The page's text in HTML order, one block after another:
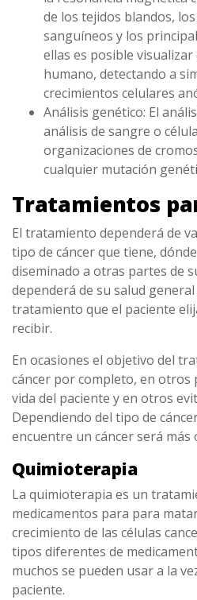
de los tejidos blandos,
sanguíneos y los
ellas es posible
humano, detectando a
crecimientos celulares
Análisis genético: El
análisis de sangre o
organizaciones de
cualquier mutación
Tratamientos
El tratamiento dependerá de
tipo de cáncer que tiene,
diseminado a otras partes de
dependerá de su salud
tratamiento que el paciente
recibir.
En ocasiones el objetivo del
cáncer por completo, en otros
vida del paciente y en otros
Dependiendo del tipo de
encuentre un cáncer será más
Quimioterapia
La quimioterapia es un
medicamentos para para
crecimiento de las células
tipos diferentes de
muchos se pueden usar a la
paciente.